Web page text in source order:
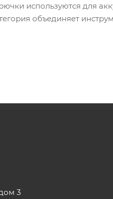
используются для
объединяет
3